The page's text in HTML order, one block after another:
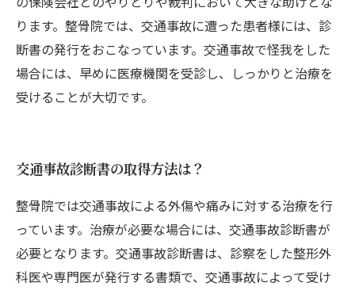
ります。整骨院では、交通事故に遭った患者様には、診
断書の発行をおこなっています。交通事故で怪我をした
場合には、早めに医療機関を受診し、しっかりと治療を
受けることが大切です。
交通事故診断書の取得方法は？
整骨院では交通事故による外傷や痛みに対する治療を行
っています。治療が必要な場合には、交通事故診断書が
必要となります。交通事故診断書は、診察をした整形外
科医や専門医が発行する書類で、交通事故によって受け